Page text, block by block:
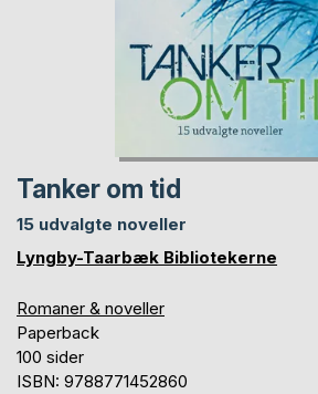
Tanker om tid
15 udvalgte noveller
Lyngby-Taarbæk Bibliotekerne
Romaner & noveller
Paperback
100 sider
ISBN: 9788771452860